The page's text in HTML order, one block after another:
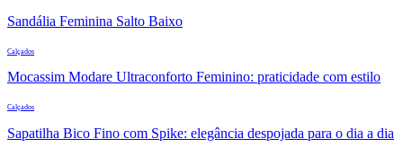
Sandália Feminina Salto Baixo
Calçados
Mocassim Modare Ultraconforto Feminino: praticidade com estilo
Calçados
Sapatilha Bico Fino com Spike: elegância despojada para o dia a dia